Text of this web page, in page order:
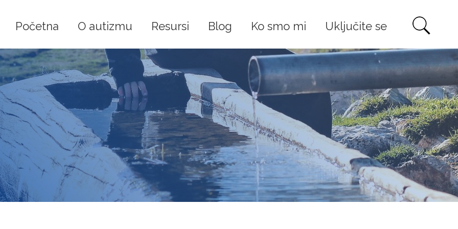
Početna O autizmu Resursi Blog Ko smo mi Uključite se